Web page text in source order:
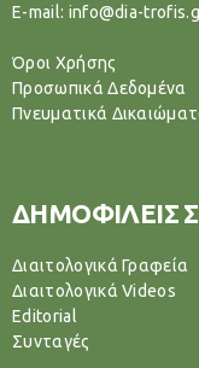
E-mail: info@dia-
Όροι Χρήσης
Προσωπικά Δεδομένα
Πνευματικά
ΔΗΜΟΦΙΛΕΙΣ
Διαιτολογικά Γραφεία
Διαιτολογικά Videos
Editorial
Συνταγές